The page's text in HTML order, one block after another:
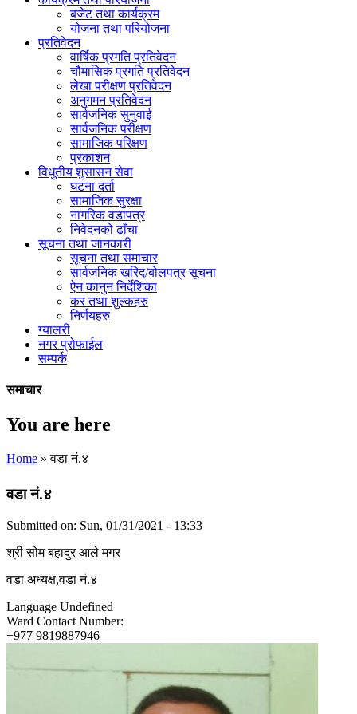
बजेट तथा कार्यक्रम
योजना तथा परियोजना
प्रतिवेदन
वार्षिक प्रगति प्रतिवेदन
चौमासिक प्रगति प्रतिवेदन
लेखा परीक्षण प्रतिवेदन
अनुगमन प्रतिवेदन
सार्वजनिक सुनुवाई
सार्वजनिक परीक्षण
सामाजिक परिक्षण
प्रकाशन
विधुतीय शुसासन सेवा
घटना दर्ता
सामाजिक सुरक्षा
नागरिक वडापत्र
निवेदनको ढाँचा
सूचना तथा जानकारी
सूचना तथा समाचार
सार्वजनिक खरिद/बोलपत्र सूचना
ऐन कानुन निर्देशिका
कर तथा शुल्कहरु
निर्णयहरु
ग्यालरी
नगर प्रोफाईल
सम्पर्क
समाचार
You are here
Home » वडा नं.४
वडा नं.४
Submitted on: Sun, 01/31/2021 - 13:33
श्री सोम बहादुर आले मगर
वडा अध्यक्ष,वडा नं.४
Language Undefined
Ward Contact Number:
+977 9819887946